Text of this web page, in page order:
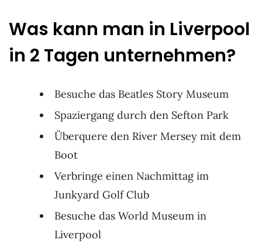
Was kann man in Liverpool
in 2 Tagen unternehmen?
Besuche das Beatles Story Museum
Spaziergang durch den Sefton Park
Überquere den River Mersey mit dem
Boot
Verbringe einen Nachmittag im
Junkyard Golf Club
Besuche das World Museum in
Liverpool